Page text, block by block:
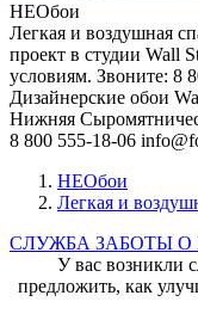
НЕОбои
Легкая и воздушная
проект в студии Wall
условиям. Звоните: 8
Дизайнерские обои
Нижняя
8 800 555-18-06
НЕОбои
Легкая и
СЛУЖБА ЗАБОТЫ О
У вас возникли
предложить, как